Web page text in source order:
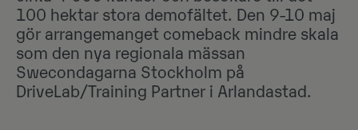
100 hektar stora demofältet. Den 9-10 maj
gör arrangemanget comeback mindre skala
som den nya regionala mässan
Swecondagarna Stockholm på
DriveLab/Training Partner i Arlandastad.